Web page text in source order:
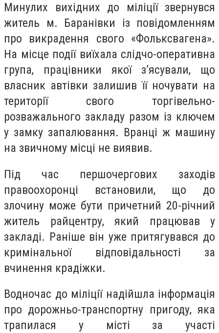
Минулих вихідних до міліції звернувся
житель м. Баранівки із повідомленням
про викрадення свого «Фольксвагена».
На місце події виїхала слідчо-оперативна
група, працівники якої з’ясували, що
власник автівки залишив її ночувати на
території свого торгівельно-
розважального закладу разом із ключем
у замку запалювання. Вранці ж машину
на звичному місці не виявив.
Під час першочергових заходів
правоохоронці встановили, що до
злочину може бути причетний 20-річний
житель райцентру, який працював у
закладі. Раніше він уже притягувався до
кримінальної відповідальності за
вчинення крадіжки.
Водночас до міліції надійшла інформація
про дорожньо-транспортну пригоду, яка
трапилася у місті за участі